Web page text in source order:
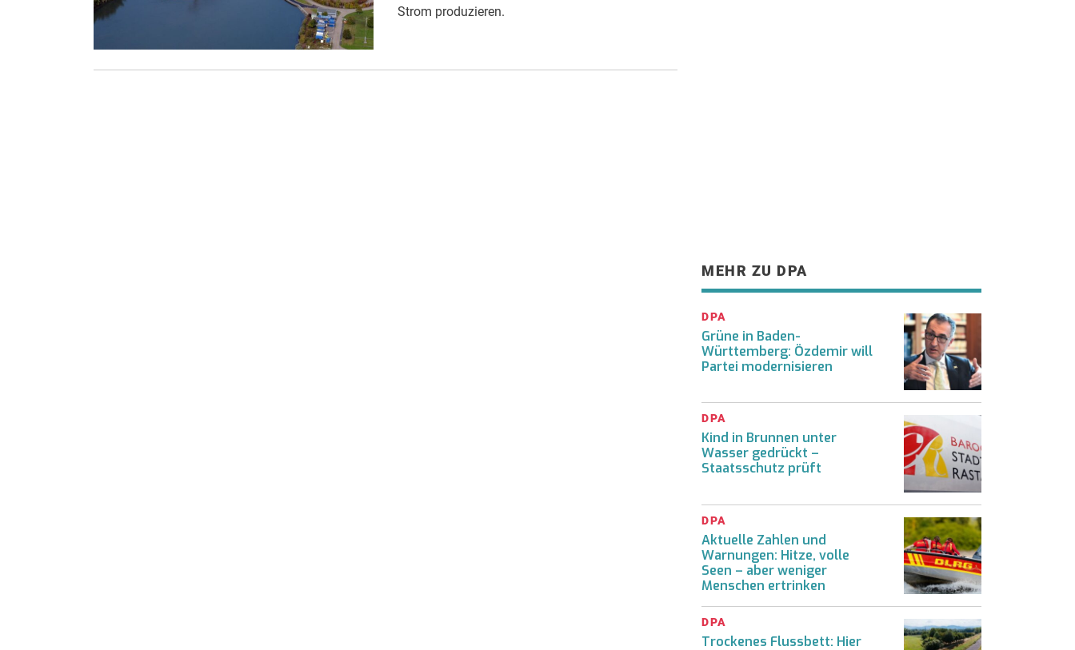
Strom produzieren.
MEHR ZU DPA
DPA
Grüne in Baden-
Württemberg: Özdemir will
Partei modernisieren
DPA
Kind in Brunnen unter
Wasser gedrückt –
Staatsschutz prüft
DPA
Aktuelle Zahlen und
Warnungen: Hitze, volle
Seen – aber weniger
Menschen ertrinken
DPA
Trockenes Flussbett: Hier